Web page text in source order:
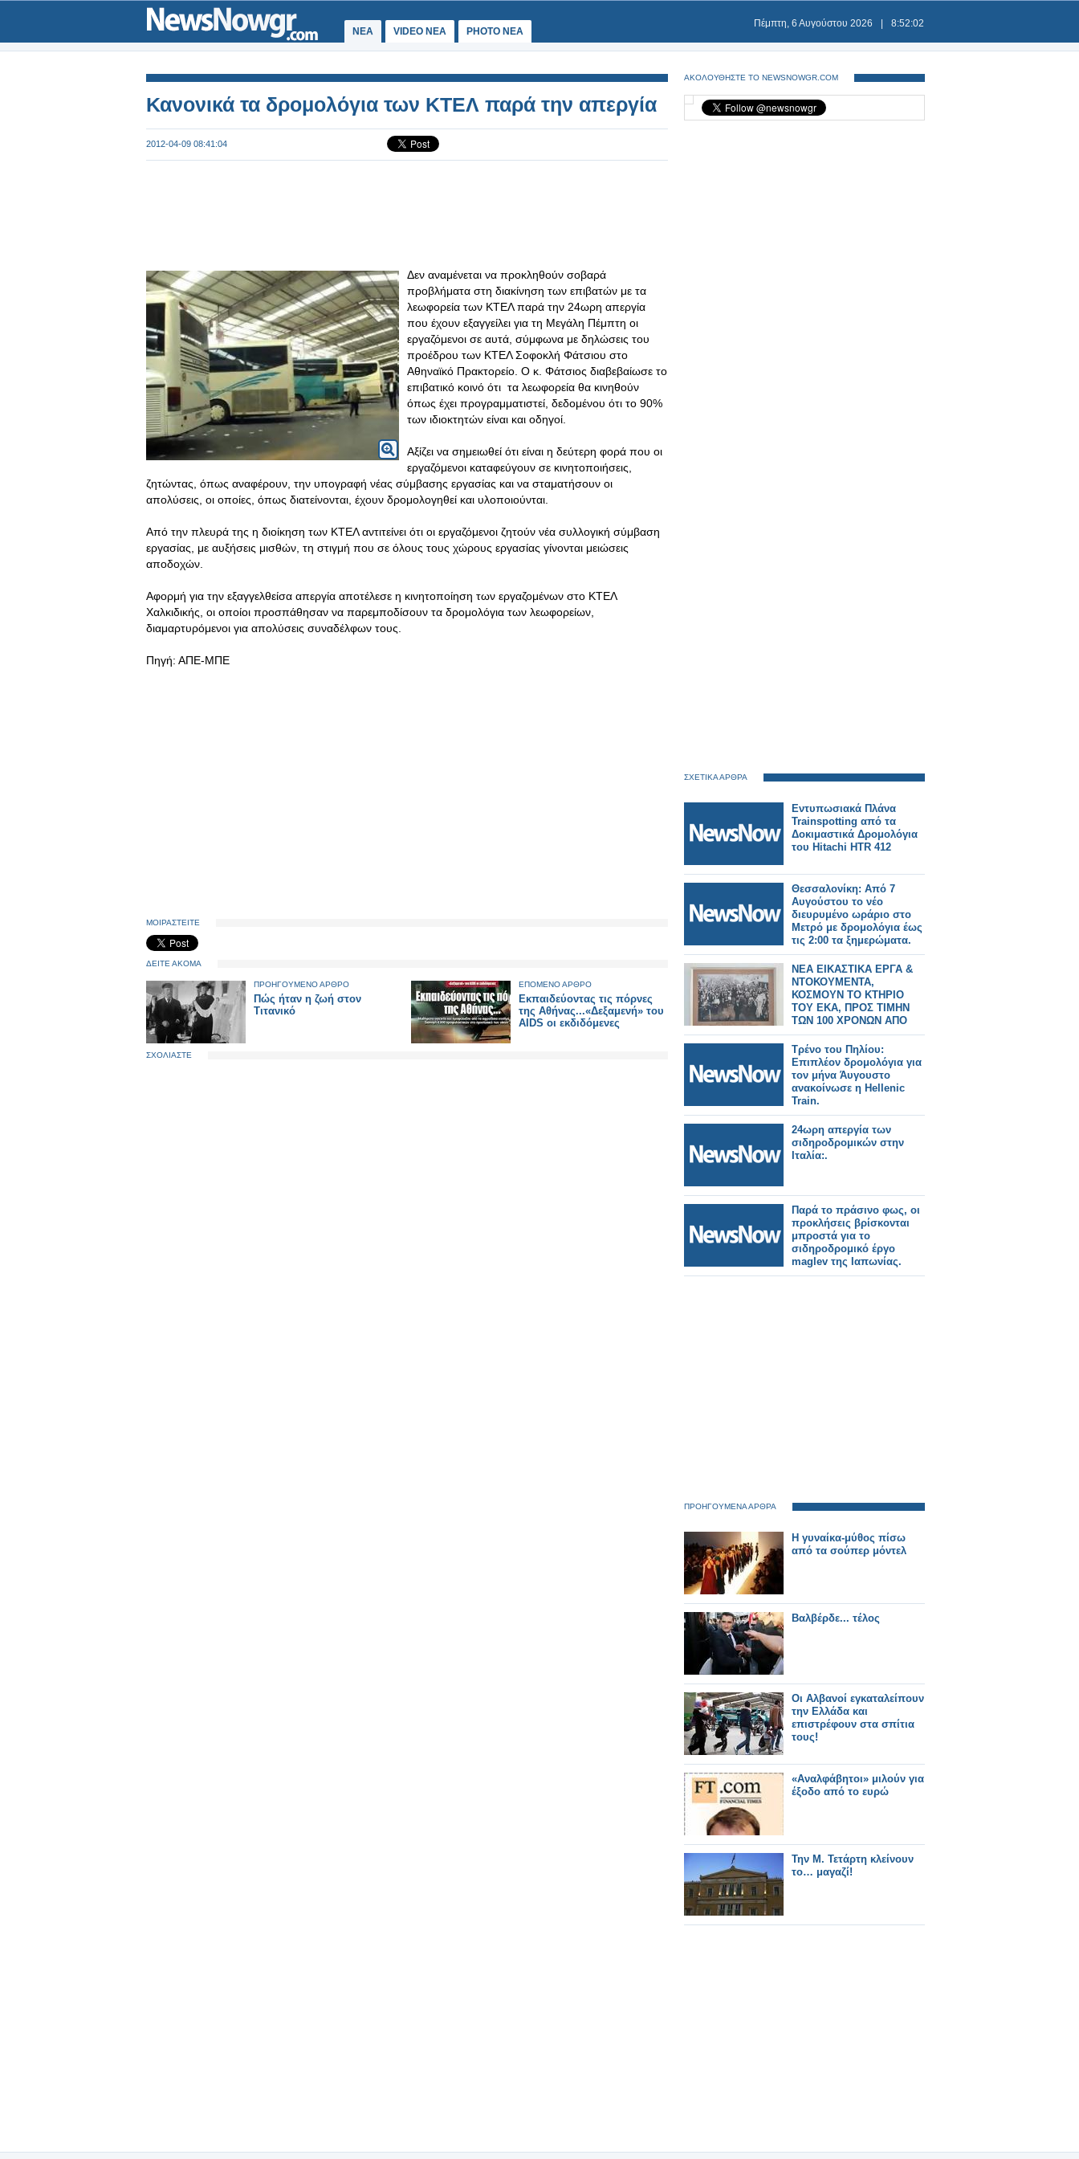
ΝΕΑ VIDEO NEA PHOTO NEA
Πέμπτη, 6 Αυγούστου 2026 8:52:02
Κανονικά τα δρομολόγια των ΚΤΕΛ παρά την απεργία
2012-04-09 08:41:04
Δεν αναμένεται να προκληθούν σοβαρά
προβλήματα στη διακίνηση των επιβατών με τα
λεωφορεία των ΚΤΕΛ παρά την 24ωρη απεργία
που έχουν εξαγγείλει για τη Μεγάλη Πέμπτη οι
εργαζόμενοι σε αυτά, σύμφωνα με δηλώσεις του
προέδρου των ΚΤΕΛ Σοφοκλή Φάτσιου στο
Αθηναϊκό Πρακτορείο. Ο κ. Φάτσιος διαβεβαίωσε το
επιβατικό κοινό ότι τα λεωφορεία θα κινηθούν
όπως έχει προγραμματιστεί, δεδομένου ότι το 90%
των ιδιοκτητών είναι και οδηγοί.
Αξίζει να σημειωθεί ότι είναι η δεύτερη φορά που οι
εργαζόμενοι καταφεύγουν σε κινητοποιήσεις,
ζητώντας, όπως αναφέρουν, την υπογραφή νέας σύμβασης εργασίας και να σταματήσουν οι
απολύσεις, οι οποίες, όπως διατείνονται, έχουν δρομολογηθεί και υλοποιούνται.
Από την πλευρά της η διοίκηση των ΚΤΕΛ αντιτείνει ότι οι εργαζόμενοι ζητούν νέα συλλογική σύμβαση
εργασίας, με αυξήσεις μισθών, τη στιγμή που σε όλους τους χώρους εργασίας γίνονται μειώσεις
αποδοχών.
Αφορμή για την εξαγγελθείσα απεργία αποτέλεσε η κινητοποίηση των εργαζομένων στο ΚΤΕΛ
Χαλκιδικής, οι οποίοι προσπάθησαν να παρεμποδίσουν τα δρομολόγια των λεωφορείων,
διαμαρτυρόμενοι για απολύσεις συναδέλφων τους.
Πηγή: ΑΠΕ-ΜΠΕ
ΜΟΙΡΑΣΤΕΙΤΕ
ΔΕΙΤΕ ΑΚΟΜΑ
ΠΡΟΗΓΟΥΜΕΝΟ ΑΡΘΡΟ
Πώς ήταν η ζωή στον
Τιτανικό
ΕΠΟΜΕΝΟ ΑΡΘΡΟ
Εκπαιδεύοντας τις πόρνες
της Αθήνας...«Δεξαμενή» του
AIDS οι εκδιδόμενες
ΣΧΟΛΙΑΣΤΕ
ΑΚΟΛΟΥΘΗΣΤΕ ΤΟ NEWSNOWGR.COM
ΣΧΕΤΙΚΑ ΑΡΘΡΑ
Εντυπωσιακά Πλάνα
Trainspotting από τα
Δοκιμαστικά Δρομολόγια
του Hitachi HTR 412
Θεσσαλονίκη: Από 7
Αυγούστου το νέο
διευρυμένο ωράριο στο
Μετρό με δρομολόγια έως
τις 2:00 τα ξημερώματα.
ΝΕΑ ΕΙΚΑΣΤΙΚΑ ΕΡΓΑ &
ΝΤΟΚΟΥΜΕΝΤΑ,
ΚΟΣΜΟΥΝ ΤΟ ΚΤΗΡΙΟ
ΤΟΥ ΕΚΑ, ΠΡΟΣ ΤΙΜΗΝ
ΤΩΝ 100 ΧΡΟΝΩΝ ΑΠΟ
ΤΗΝ ΑΙΜΑΤΟΒΑΜΕΝΗ
ΑΠΕΡΓΙΑ ΤΩΝ
ΚΑΠΝΕΡΓΑΤΩΝ (1926) ΤΗΣ
ΠΟΛΗΣ ΜΑΣ
Τρένο του Πηλίου:
Επιπλέον δρομολόγια για
τον μήνα Άυγουστο
ανακοίνωσε η Hellenic
Train.
24ωρη απεργία των
σιδηροδρομικών στην
Ιταλία:.
Παρά το πράσινο φως, οι
προκλήσεις βρίσκονται
μπροστά για το
σιδηροδρομικό έργο
maglev της Ιαπωνίας.
ΠΡΟΗΓΟΥΜΕΝΑ ΑΡΘΡΑ
Η γυναίκα-μύθος πίσω
από τα σούπερ μόντελ
Βαλβέρδε... τέλος
Οι Αλβανοί εγκαταλείπουν
την Ελλάδα και
επιστρέφουν στα σπίτια
τους!
«Αναλφάβητοι» μιλούν για
έξοδο από το ευρώ
Την Μ. Τετάρτη κλείνουν
το… μαγαζί!